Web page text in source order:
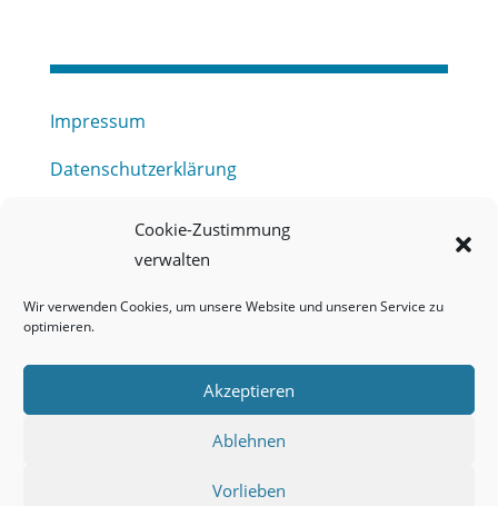
Cookie-Zustimmung
verwalten
Wir verwenden Cookies, um unsere Website und unseren Service zu
optimieren.
Akzeptieren
Ablehnen
Vorlieben
Impressum
Datenschutzerklärung
Haftungsausschluss
Barrierefreiheitserklärung
Meldestelle (HinSchG) des Erftverbandes
Onlineportal Grundwassernutzung